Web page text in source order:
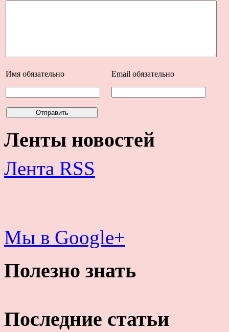
Имя обязательно Email обязательно
Ленты новостей
Лента RSS
Мы в Google+
Полезно знать
Последние статьи